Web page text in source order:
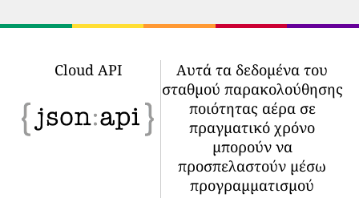
Cloud API
Αυτά τα δεδομένα του
σταθμού παρακολούθησης
ποιότητας αέρα σε
πραγματικό χρόνο
μπορούν να
προσπελαστούν μέσω
προγραμματισμού